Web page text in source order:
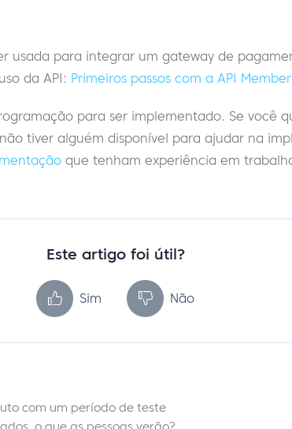
usada para integrar um gateway de
da API: Primeiros passos com a API
para ser implementado. Se você
tiver alguém disponível para ajudar na
que tenham experiência em
Este artigo foi útil?
Sim Não
com um período de teste